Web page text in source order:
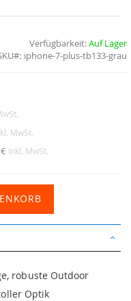
Verfügbarkeit:Auf Lager
iphone-7-plus-tb133-grau
MwSt.
Inkl. MwSt.
robuste Outdoor
Optik